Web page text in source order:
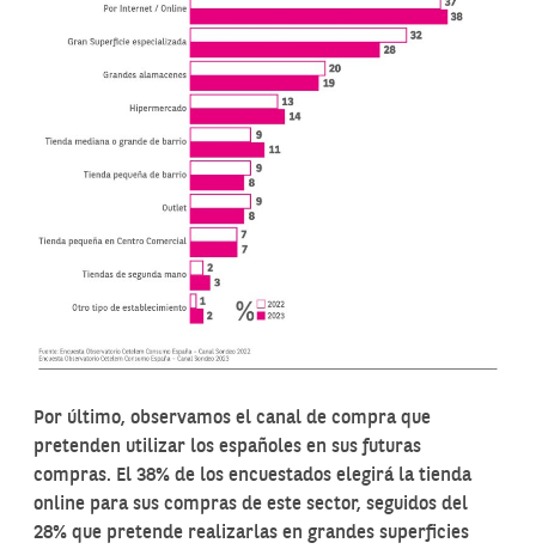
Por último, observamos el canal de compra que
pretenden utilizar los españoles en sus futuras
compras. El 38% de los encuestados elegirá la tienda
online para sus compras de este sector, seguidos del
28% que pretende realizarlas en grandes superficies